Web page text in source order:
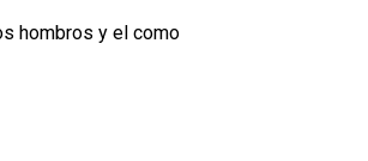
hombros y el como